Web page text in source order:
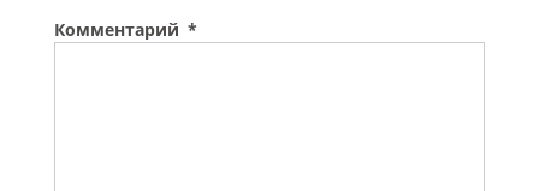
Комментарий *